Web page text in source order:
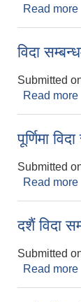
Read more
विदा
Submitted
Read more
पूर्णिमा
Submitted
Read more
दशैं विदा
Submitted
Read more